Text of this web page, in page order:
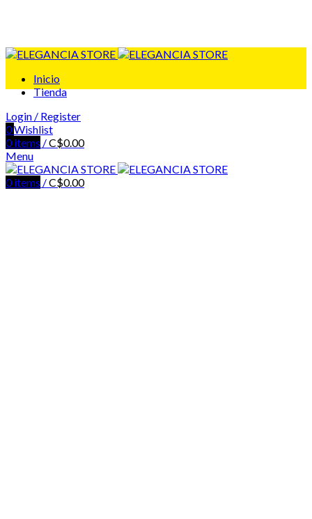
Inicio
Tienda
Login / Register
0Wishlist
0items /C$0.00
Menu
0items /C$0.00